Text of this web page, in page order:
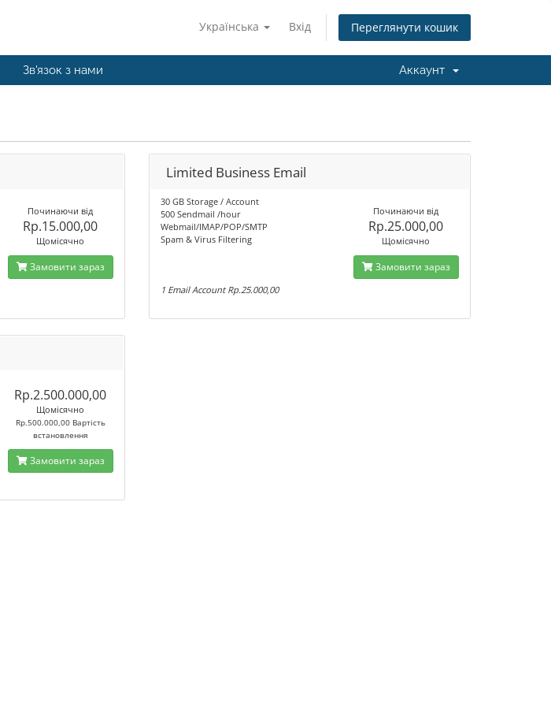
Українська Вхід Переглянути кошик
Зв'язок з нами Аккаунт
Починаючи від
Rp.15.000,00
Щомісячно
Замовити зараз
Limited Business Email
30 GB Storage / Account
500 Sendmail /hour
Webmail/IMAP/POP/SMTP
Spam & Virus Filtering
1 Email Account Rp.25.000,00
Починаючи від
Rp.25.000,00
Щомісячно
Замовити зараз
Rp.2.500.000,00
Щомісячно
Rp.500.000,00 Вартість
встановлення
Замовити зараз